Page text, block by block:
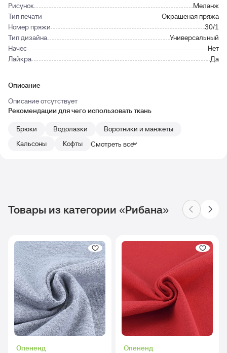
Рисунок
Меланж
Тип печати
Окрашеная пряжа
Номер пряжи
30/1
Тип дизайна
Универсальный
Начес
Нет
Лайкра
Да
Описание
Описание отсутствует
Рекомендации для чего использовать ткань
Брюки
Водолазки
Воротники и манжеты
Кальсоны
Кофты Смотреть все
Товары из категории «Рибана»
Опененд Опененд